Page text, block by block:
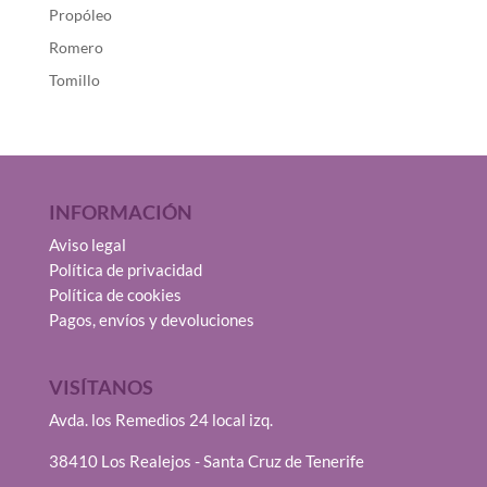
Propóleo
Romero
Tomillo
INFORMACIÓN
Aviso legal
Política de privacidad
Política de cookies
Pagos, envíos y devoluciones
VISÍTANOS
Avda. los Remedios 24 local izq.
38410 Los Realejos - Santa Cruz de Tenerife